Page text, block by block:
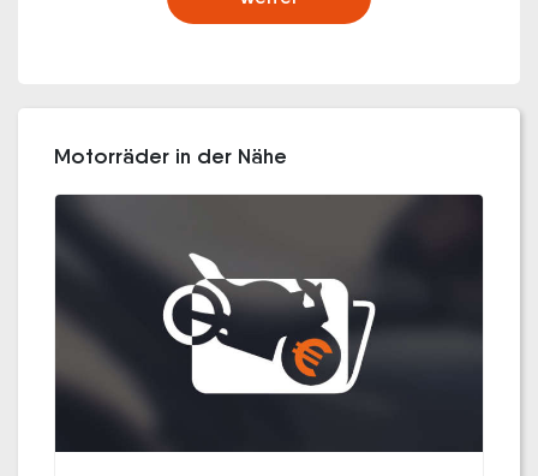
Motorräder in der Nähe